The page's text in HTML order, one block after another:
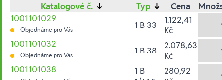
Katalogové č. ↓ Typ ↓ Cena
1001101029
Objednáme pro Vás 1 B 33
1.122,41
Kč
1001101032
Objednáme pro Vás 1 B 38
2.078,63
Kč
1001101038
1 B
280,92